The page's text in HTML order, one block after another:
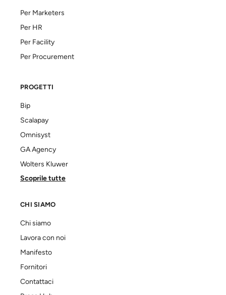
Per Marketers
Per HR
Per Facility
Per Procurement
PROGETTI
Bip
Scalapay
Omnisyst
GA Agency
Wolters Kluwer
Scoprile tutte
CHI SIAMO
Chi siamo
Lavora con noi
Manifesto
Fornitori
Contattaci